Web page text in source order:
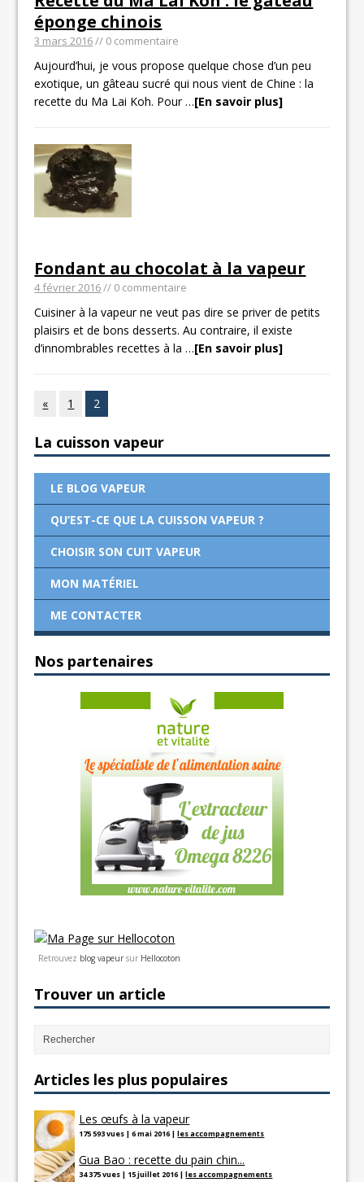
éponge chinois
3 mars 2016// 0 commentaire
Aujourd’hui, je vous propose quelque chose d’un peu
exotique, un gâteau sucré qui nous vient de Chine : la
recette du Ma Lai Koh. Pour…[En savoir plus]
Fondant au chocolat à la vapeur
4 février 2016// 0 commentaire
Cuisiner à la vapeur ne veut pas dire se priver de petits
plaisirs et de bons desserts. Au contraire, il existe
d’innombrables recettes à la…[En savoir plus]
« 1 2
La cuisson vapeur
LE BLOG VAPEUR
QU’EST-CE QUE LA CUISSON VAPEUR ?
CHOISIR SON CUIT VAPEUR
MON MATÉRIEL
ME CONTACTER
Nos partenaires
Retrouvez blog vapeur sur Hellocoton
Trouver un article
Articles les plus populaires
Les œufs à la vapeur
175 593 vues |6 mai 2016 |les accompagnements
Gua Bao : recette du pain chin...
34 375 vues | 15 juillet 2016 |les accompagnements